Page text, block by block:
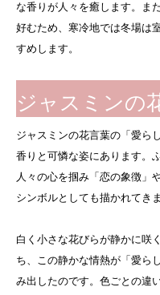
な香りが人々を癒します。ま
好むため、寒冷地では冬場は
すめします。
ジャスミンの
ジャスミンの花言葉の「愛ら
香りと可憐な姿にあります。
人々の心を掴み「恋の象徴」
シンボルとしても描かれてきま
白く小さな花びらが静かに咲
ち、この静かな情熱が「愛ら
み出したのです。色ごとの違